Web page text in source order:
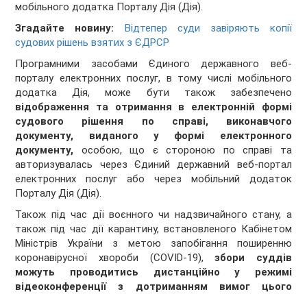
мобільного додатка Порталу Дія (Дія).
Згадайте новину:
Відтепер суди завіряють копії
судових рішень взятих з ЄДРСР
Програмними засобами Єдиного державного веб-
порталу електронних послуг, в тому числі мобільного
додатка Дія, може бути також забезпечено
відображення та отримання в електронній формі
судового рішення по справі, виконавчого
документу, виданого у формі електронного
документу, особою, що є стороною по справі та
авторизувалась через Єдиний державний веб-портал
електронних послуг або через мобільний додаток
Порталу Дія (Дія).
Також під час дії воєнного чи надзвичайного стану, а
також під час дії карантину, встановленого Кабінетом
Міністрів України з метою запобігання поширенню
коронавірусної хвороби (COVID-19),збори суддів
можуть проводитись дистанційно у режимі
відеоконференції з дотриманням вимог цього